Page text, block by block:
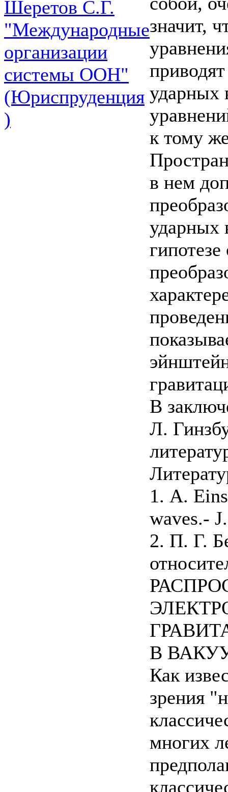
Шеретов С.Г.
"Международные
организации
системы ООН"
(Юриспруденция
)
значит,
ударных
к тому
в нем
ударных
В
Л.
1. A.
waves.-
2. П. Г.
В
Как
зрения
многих